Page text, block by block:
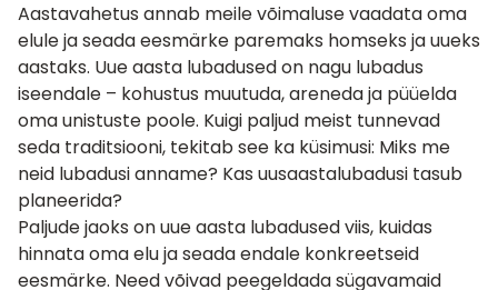
Aastavahetus annab meile võimaluse vaadata oma
elule ja seada eesmärke paremaks homseks ja uueks
aastaks. Uue aasta lubadused on nagu lubadus
iseendale – kohustus muutuda, areneda ja püüelda
oma unistuste poole. Kuigi paljud meist tunnevad
seda traditsiooni, tekitab see ka küsimusi: Miks me
neid lubadusi anname? Kas uusaastalubadusi tasub
planeerida?
Paljude jaoks on uue aasta lubadused viis, kuidas
hinnata oma elu ja seada endale konkreetseid
eesmärke. Need võivad peegeldada sügavamaid